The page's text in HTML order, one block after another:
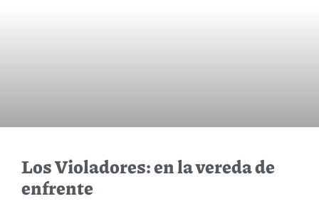
Los Violadores: en la vereda de
enfrente